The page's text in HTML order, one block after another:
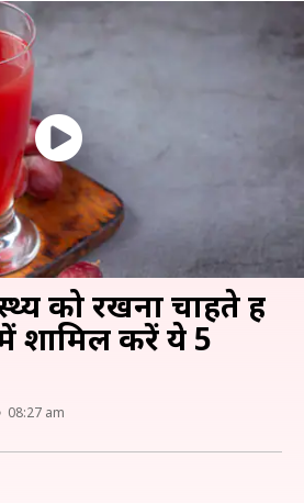
को रखना चाहते हैं
शामिल करें ये 5
08:27 am